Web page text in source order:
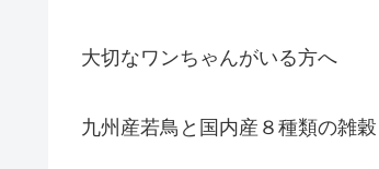
大切なワンちゃんがいる方へ
九州産若鳥と国内産８種類の雑